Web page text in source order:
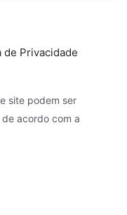
de Privacidade
site podem ser
acordo com a